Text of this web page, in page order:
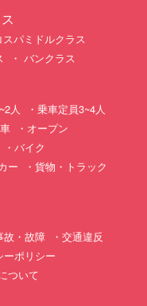
スパミドルクラス
バンクラス
人
乗車定員3~4人
オープン
バイク
ー
貨物・トラック
故・故障
交通違反
ーポリシー
ついて